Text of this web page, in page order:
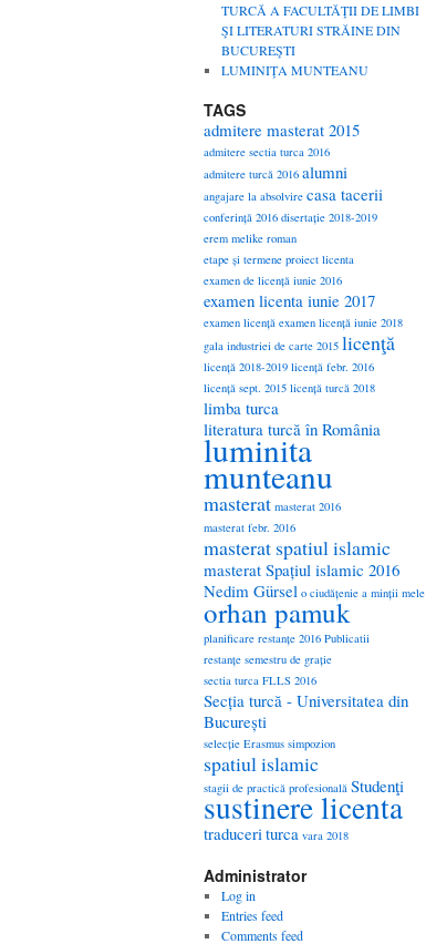
TURCĂ A FACULTĂŢII DE LIMBI
ŞI LITERATURI STRĂINE DIN
BUCUREŞTI
LUMINIŢA MUNTEANU
TAGS
admitere masterat 2015
admitere sectia turca 2016
admitere turcă 2016 alumni
angajare la absolvire casa tacerii
conferință 2016 disertație 2018-2019
erem melike roman
etape și termene proiect licenta
examen de licență iunie 2016
examen licenta iunie 2017
examen licență examen licență iunie 2018
gala industriei de carte 2015 licenţă
licență 2018-2019 licență febr. 2016
licență sept. 2015 licență turcă 2018
limba turca
literatura turcă în România
luminita
munteanu
masterat masterat 2016
masterat febr. 2016
masterat spatiul islamic
masterat Spațiul islamic 2016
Nedim Gürsel o ciudățenie a minții mele
orhan pamuk
planificare restanțe 2016 Publicatii
restanțe semestru de grație
sectia turca FLLS 2016
Secția turcă - Universitatea din
București
selecție Erasmus simpozion
spatiul islamic
stagii de practică profesională Studenţi
sustinere licenta
traduceriturca vara 2018
Administrator
Log in
Entries feed
Comments feed